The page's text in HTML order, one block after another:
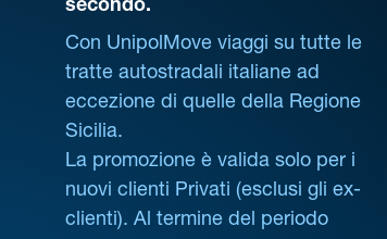
secondo.
Con UnipolMove viaggi su tutte le
tratte autostradali italiane ad
eccezione di quelle della Regione
Sicilia.
La promozione è valida solo per i
nuovi clienti Privati (esclusi gli ex-
clienti). Al termine del periodo